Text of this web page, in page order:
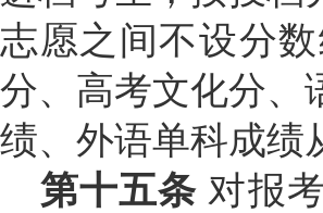
志愿之间不设分
分、高考文化分、
绩、外语单科成绩
第十五条 对报